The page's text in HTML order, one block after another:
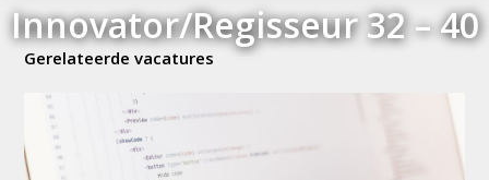
Innovator/Regisseur 32 – 40
Gerelateerde vacatures